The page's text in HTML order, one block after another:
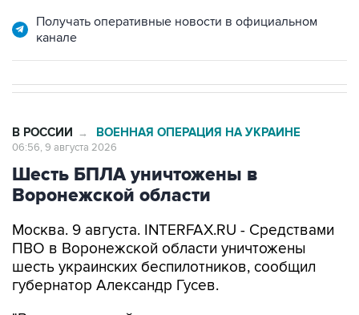
Получать оперативные новости в официальном
канале
В РОССИИ → ВОЕННАЯ ОПЕРАЦИЯ НА УКРАИНЕ
06:56, 9 августа 2026
Шесть БПЛА уничтожены в
Воронежской области
Москва. 9 августа. INTERFAX.RU - Средствами
ПВО в Воронежской области уничтожены
шесть украинских беспилотников, сообщил
губернатор Александр Гусев.